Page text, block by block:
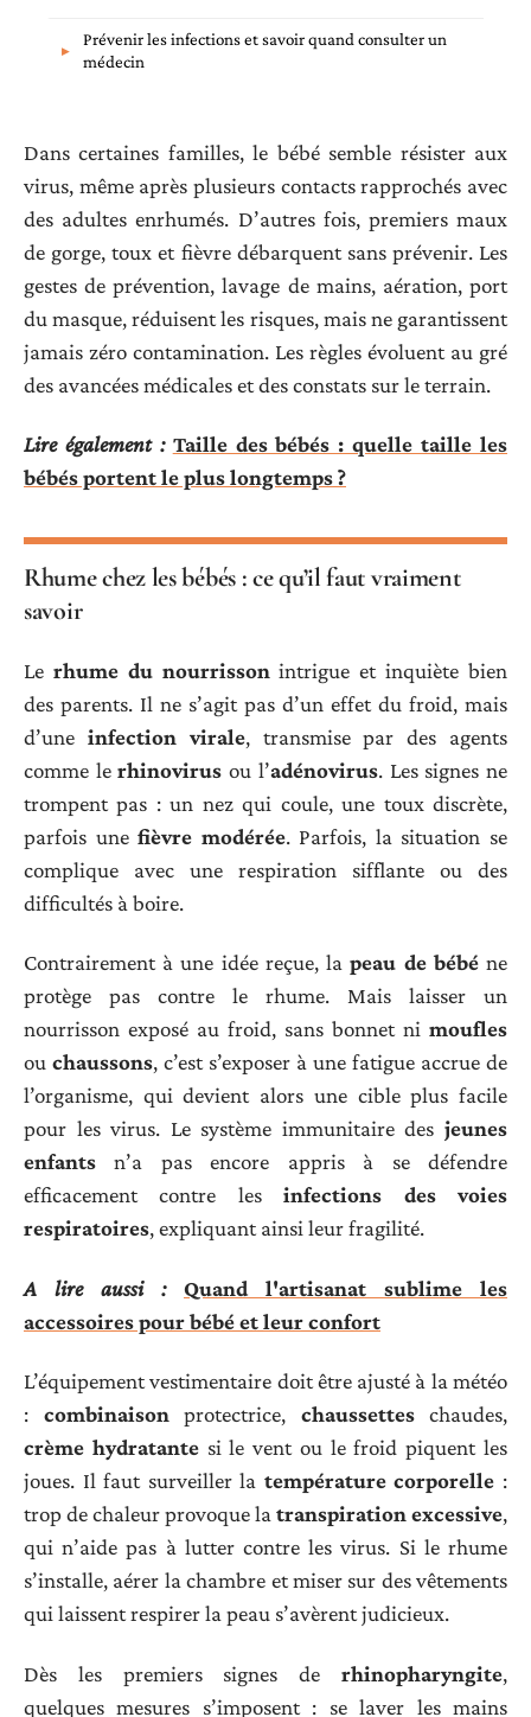
Prévenir les infections et savoir quand consulter un
médecin
Dans certaines familles, le bébé semble résister aux
virus, même après plusieurs contacts rapprochés avec
des adultes enrhumés. D’autres fois, premiers maux
de gorge, toux et fièvre débarquent sans prévenir. Les
gestes de prévention, lavage de mains, aération, port
du masque, réduisent les risques, mais ne garantissent
jamais zéro contamination. Les règles évoluent au gré
des avancées médicales et des constats sur le terrain.
Lire également : Taille des bébés : quelle taille les
bébés portent le plus longtemps ?
Rhume chez les bébés : ce qu’il faut vraiment
savoir
Le rhume du nourrisson intrigue et inquiète bien
des parents. Il ne s’agit pas d’un effet du froid, mais
d’une infection virale, transmise par des agents
comme lerhinovirus ou l’adénovirus. Les signes ne
trompent pas : un nez qui coule, une toux discrète,
parfois unefièvre modérée. Parfois, la situation se
complique avec une respiration sifflante ou des
difficultés à boire.
Contrairement à une idée reçue, lapeau de bébéne
protège pas contre le rhume. Mais laisser un
nourrisson exposé au froid, sans bonnet ni moufles
ou chaussons, c’est s’exposer à une fatigue accrue de
l’organisme, qui devient alors une cible plus facile
pour les virus. Le système immunitaire des jeunes
enfants n’a pas encore appris à se défendre
efficacement contre lesinfections des voies
respiratoires, expliquant ainsi leur fragilité.
A lire aussi :
Quand l'artisanat sublime les
accessoires pour bébé et leur confort
L’équipement vestimentaire doit être ajusté à la météo
: combinaisonprotectrice, chaussetteschaudes,
crème hydratantesi le vent ou le froid piquent les
joues. Il faut surveiller la température corporelle :
trop de chaleur provoque latranspiration excessive,
qui n’aide pas à lutter contre les virus. Si le rhume
s’installe, aérer la chambre et miser sur des vêtements
qui laissent respirer la peau s’avèrent judicieux.
Dès les premiers signes de rhinopharyngite,
quelques mesures s’imposent : se laver les mains